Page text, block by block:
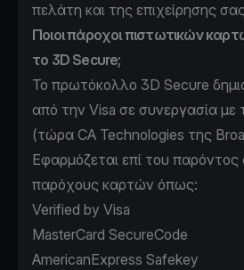
πελάτη και της επιχείρησης
Ποιοι πάροχοι πιστωτικών
το 3D Secure;
Το πρωτόκολλο 3D Secure
από την Visa σε συνεργασία με
(τώρα CA Technologies της
Εφαρμόζεται επί του
παρόχους καρτών όπως:
Verified by Visa
MasterCard SecureCode
AmericanExpress Safekey